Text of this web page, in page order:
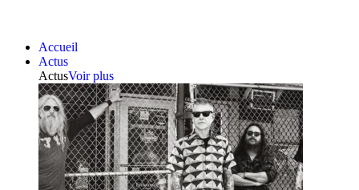
Accueil
Actus
ActusVoir plus